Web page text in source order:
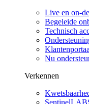
Live en on-
Begeleide
Technisch
Nu
Verkennen